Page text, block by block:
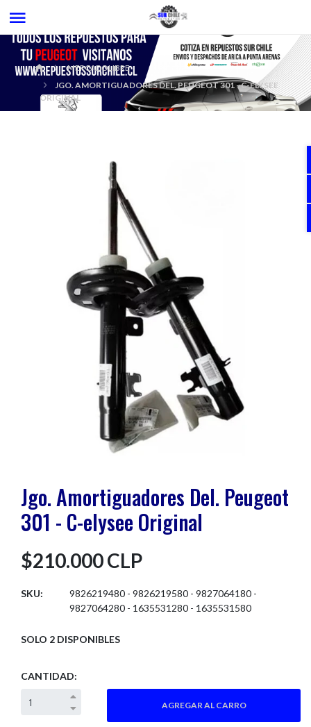
MERCADOLIBRE
JGO. AMORTIGUADORES DEL. PEUGEOT 301 - C-ELYSEE
ORIGINAL
Jgo. Amortiguadores Del. Peugeot
301 - C-elysee Original
$210.000 CLP
SKU:
9826219480 - 9826219580 - 9827064180 -
9827064280 - 1635531280 - 1635531580
SOLO 2 DISPONIBLES
CANTIDAD: